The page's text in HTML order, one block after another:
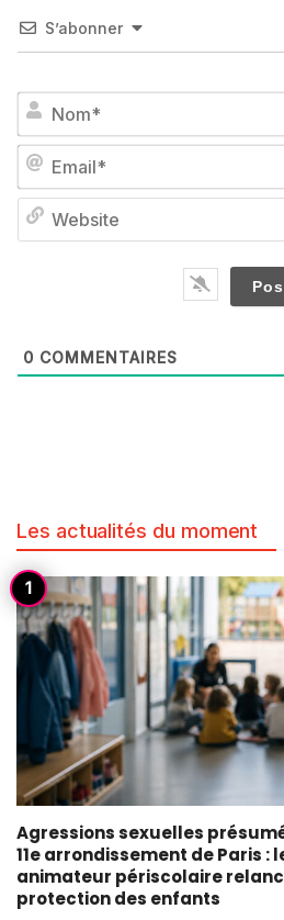
S’abonner
0 COMMENTAIRES
Les actualités du moment
Agressions sexuelles
11e arrondissement de Paris :
animateur périscolaire
protection des enfants